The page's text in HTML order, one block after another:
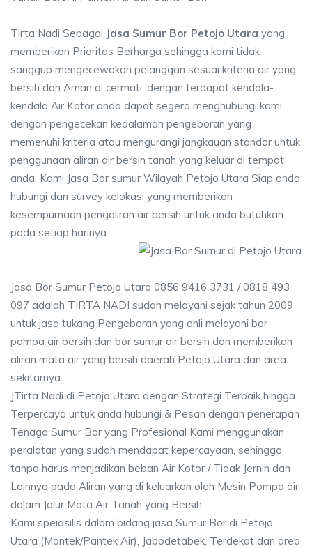
Tirta Nadi Sebagai Jasa Sumur Bor Petojo Utara yang
memberikan Prioritas Berharga sehingga kami tidak
sanggup mengecewakan pelanggan sesuai kriteria air yang
bersih dan Aman di cermati, dengan terdapat kendala-
kendala Air Kotor anda dapat segera menghubungi kami
dengan pengecekan kedalaman pengeboran yang
memenuhi kriteria atau mengurangi jangkauan standar untuk
penggunaan aliran air bersih tanah yang keluar di tempat
anda. Kami Jasa Bor sumur Wilayah Petojo Utara Siap anda
hubungi dan survey kelokasi yang memberikan
kesempurnaan pengaliran air bersih untuk anda butuhkan
pada setiap harinya.
Jasa Bor Sumur Petojo Utara 0856 9416 3731 / 0818 493
097 adalah TIRTA NADI sudah melayani sejak tahun 2009
untuk jasa tukang Pengeboran yang ahli melayani bor
pompa air bersih dan bor sumur air bersih dan memberikan
aliran mata air yang bersih daerah Petojo Utara dan area
sekitarnya.
JTirta Nadi di Petojo Utara dengan Strategi Terbaik hingga
Terpercaya untuk anda hubungi & Pesan dengan penerapan
Tenaga Sumur Bor yang Profesional Kami menggunakan
peralatan yang sudah mendapat kepercayaan, sehingga
tanpa harus menjadikan beban Air Kotor / Tidak Jernih dan
Lainnya pada Aliran yang di keluarkan oleh Mesin Pompa air
dalam Jalur Mata Air Tanah yang Bersih.
Kami speiasilis dalam bidang jasa Sumur Bor di Petojo
Utara (Mantek/Pantek Air), Jabodetabek, Terdekat dan area